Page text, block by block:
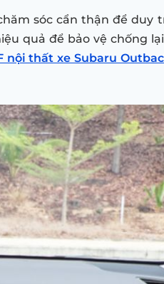
sóc cẩn thận để duy
quả để bảo vệ chống
nội thất xe Subaru